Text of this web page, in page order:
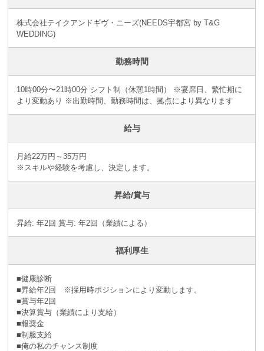
株式会社テイクアンドギヴ・ニーズ(NEEDS宇都宮 by T&G
WEDDING)
勤務時間
10時00分〜21時00分 シフト制（休憩1時間） ※宴席日、繁忙期に
より変動あり ※出勤時間、勤務時間は、拠点により異なります
給与
月給22万円～35万円
※スキルや経験を考慮し、決定します。
昇給/賞与
昇給: 年2回 賞与: 年2回（業績による）
福利厚生
■健康診断
■昇給年2回 ※採⽤時ポジションにより変動します。
■賞与年2回
■決算賞与（業績により⽀給）
■報奨⾦
■制服支給
■俺の私のチャンス制度